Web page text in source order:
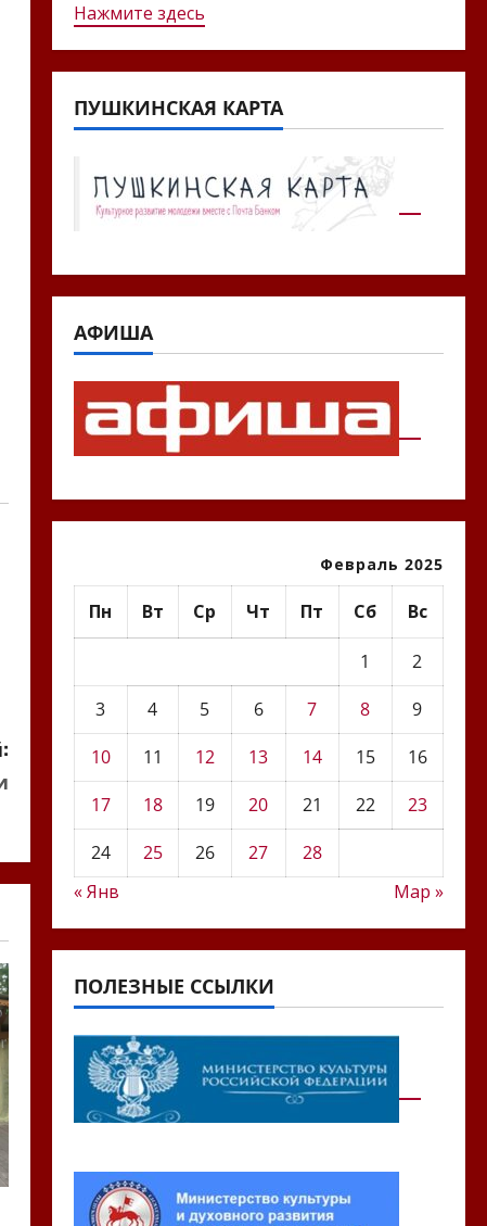
Нажмите здесь
ПУШКИНСКАЯ КАРТА
АФИША
Февраль 2025
Пн Вт Ср Чт Пт Сб Вс
1
2
3
4 5 6 7 8
9
10
11 12 13 14 15
16
17
18 19 20 21 22
23
24
25 26 27
28
« Янв
Мар »
ПОЛЕЗНЫЕ ССЫЛКИ